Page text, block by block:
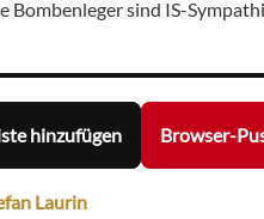
Bombenleger sind IS-
hinzufügen Browser-
Laurin